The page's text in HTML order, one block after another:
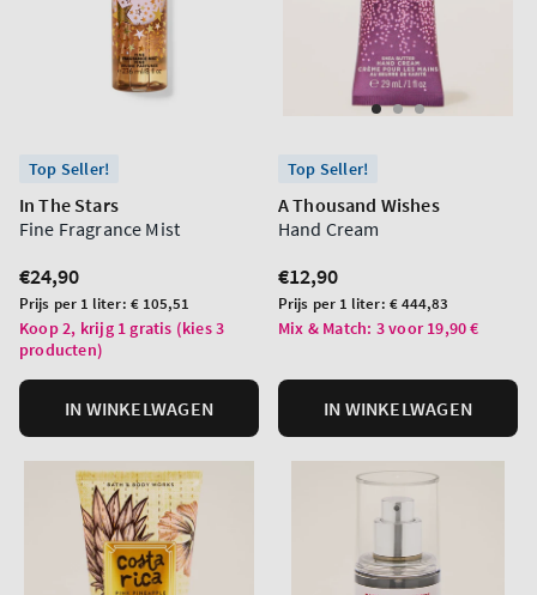
Top Seller!
In The Stars
Fine Fragrance Mist
Normale
prijs
€24,90
Prijs
per
eenheid
Prijs per 1 liter: € 105,51
Koop 2, krijg 1 gratis (kies 3
producten)
IN WINKELWAGEN
Top Seller!
A Thousand Wishes
Hand Cream
Normale
prijs
€12,90
Prijs
per
Prijs per 1 liter: € 444,83
Mix & Match: 3 voor 19,90 €
IN WINKELWAGEN